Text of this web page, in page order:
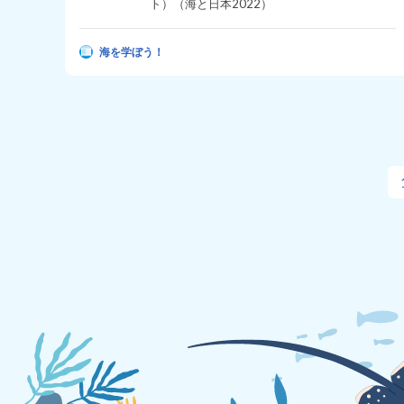
ト）（海と日本2022）
海を学ぼう！